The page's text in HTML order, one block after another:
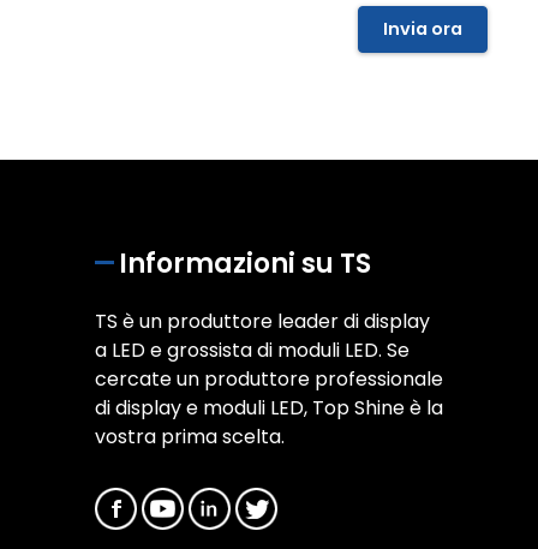
Invia ora
Informazioni su TS
TS è un produttore leader di display
a LED e grossista di moduli LED. Se
cercate un produttore professionale
di display e moduli LED, Top Shine è la
vostra prima scelta.